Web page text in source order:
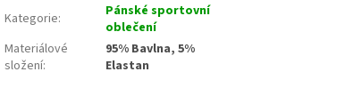
Kategorie:
Pánské sportovní
oblečení
Materiálové
složení:
95% Bavlna, 5%
Elastan